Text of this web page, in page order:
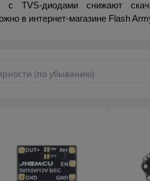
с TVS-диодами снижают
в интернет-магазине Flash